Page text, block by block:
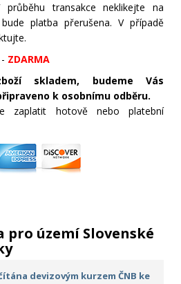
průběhu transakce neklikejte na
platba přerušena. V případě
- ZDARMA
skladem, budeme Vás
k osobnímu odběru.
zaplatit hotově nebo platební
pro území Slovenské
devizovým kurzem ČNB ke